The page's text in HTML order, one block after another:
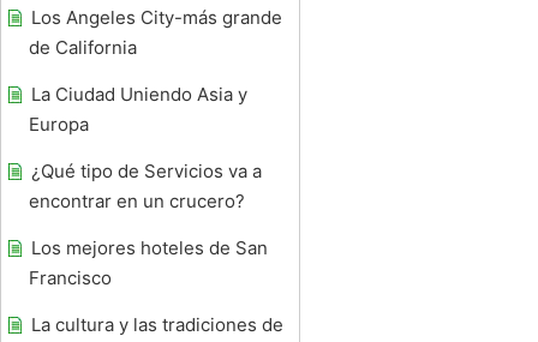
Los Angeles City-más grande
de California
La Ciudad Uniendo Asia y
Europa
¿Qué tipo de Servicios va a
encontrar en un crucero?
Los mejores hoteles de San
Francisco
La cultura y las tradiciones de